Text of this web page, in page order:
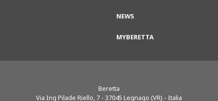
NEWS
MYBERETTA
Beretta
Via Ing Pilade Riello, 7 - 37045 Legnago (VR) - Italia